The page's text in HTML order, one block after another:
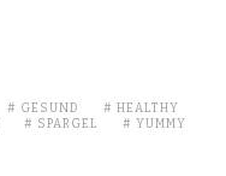
GESUND
HEALTHY
SPARGEL YUMMY